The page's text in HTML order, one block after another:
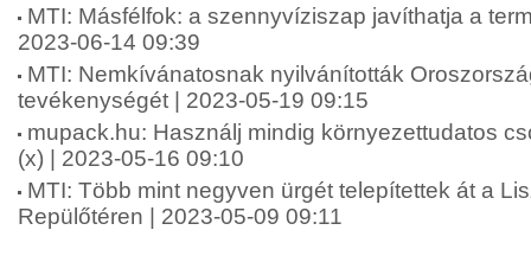
MTI: Másfélfok: a szennyvíziszap javíthatja a
2023-06-14 09:39
MTI: Nemkívánatosnak nyilvánították
tevékenységét | 2023-05-19 09:15
mupack.hu: Használj mindig környezettudatos
(x) | 2023-05-16 09:10
MTI: Több mint negyven ürgét telepítettek át a
Repülőtéren | 2023-05-09 09:11